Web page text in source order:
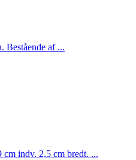
Bestående af ...
indv. 2,5 cm bredt. ...